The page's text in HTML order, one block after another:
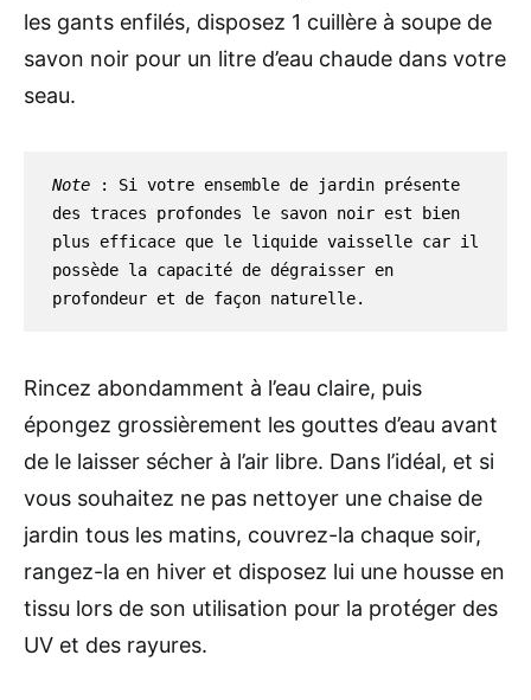
les gants enfilés, disposez 1 cuillère à soupe de
savon noir pour un litre d’eau chaude dans votre
seau.
Note : Si votre ensemble de jardin présente
des traces profondes le savon noir est bien
plus efficace que le liquide vaisselle car il
possède la capacité de dégraisser en
profondeur et de façon naturelle.
Rincez abondamment à l’eau claire, puis
épongez grossièrement les gouttes d’eau avant
de le laisser sécher à l’air libre. Dans l’idéal, et si
vous souhaitez ne pas nettoyer une chaise de
jardin tous les matins, couvrez-la chaque soir,
rangez-la en hiver et disposez lui une housse en
tissu lors de son utilisation pour la protéger des
UV et des rayures.